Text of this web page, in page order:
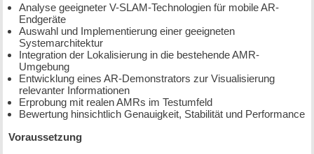
Analyse geeigneter V-SLAM-Technologien für mobile AR-
Endgeräte
Auswahl und Implementierung einer geeigneten
Systemarchitektur
Integration der Lokalisierung in die bestehende AMR-
Umgebung
Entwicklung eines AR-Demonstrators zur Visualisierung
relevanter Informationen
Erprobung mit realen AMRs im Testumfeld
Bewertung hinsichtlich Genauigkeit, Stabilität und Performance
Voraussetzung